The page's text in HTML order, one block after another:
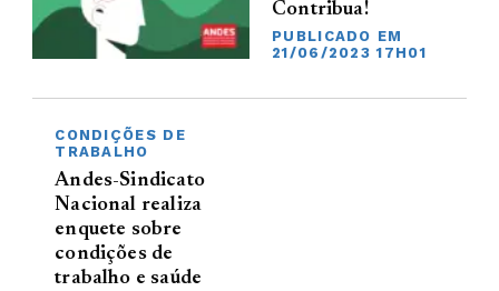
Contribua!
PUBLICADO EM
21/06/2023 17H01
CONDIÇÕES DE
TRABALHO
Andes-Sindicato
Nacional realiza
enquete sobre
condições de
trabalho e saúde